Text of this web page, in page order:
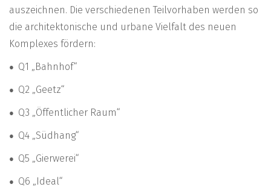
auszeichnen. Die verschiedenen Teilvorhaben werden so
die architektonische und urbane Vielfalt des neuen
Komplexes fördern:
Q1 „Bahnhof“
Q2 „Geetz“
Q3 „Öffentlicher Raum“
Q4 „Südhang“
Q5 „Gierwerei“
Q6 „Ideal“